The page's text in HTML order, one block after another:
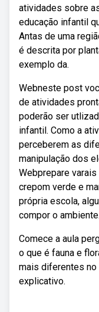
atividades sobre
educação infantil
Antas de uma
é descrita por
exemplo da.
Webneste post
de atividades
poderão ser
infantil. Como a
perceberem as
manipulação dos
Webprepare
crepom verde e
própria escola,
compor o ambiente.
Comece a aula
o que é fauna e
mais diferentes no
explicativo.